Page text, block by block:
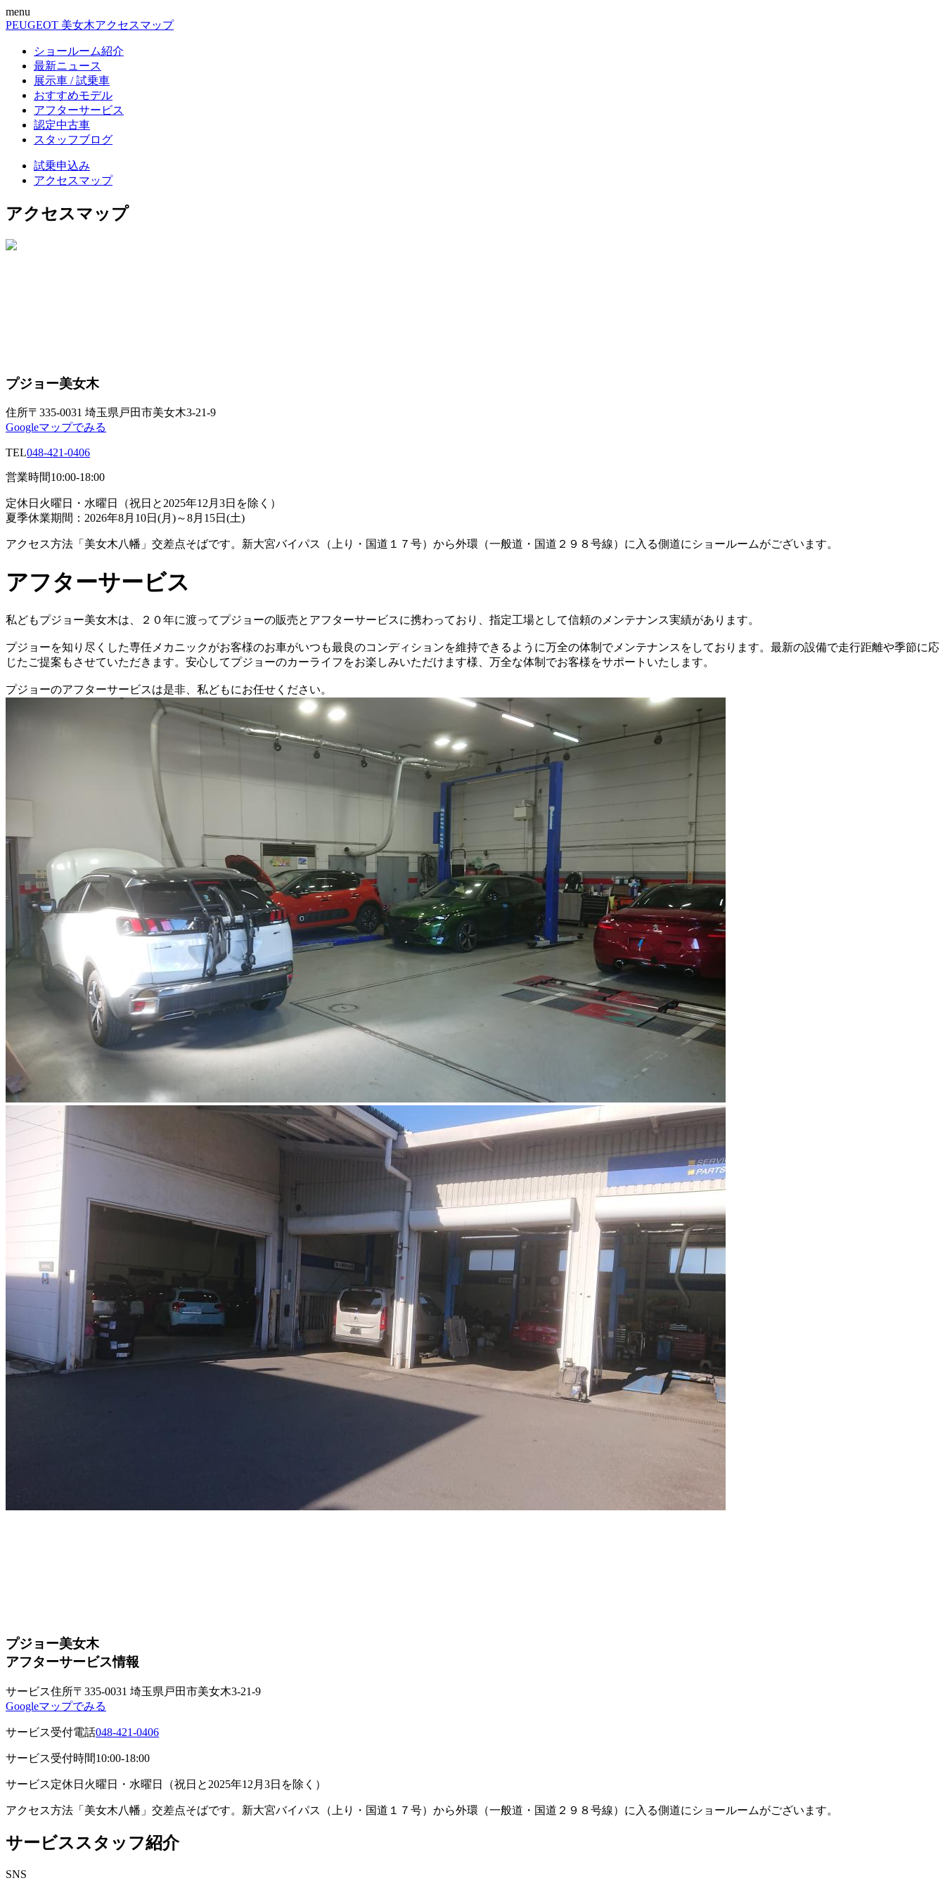
menu
PEUGEOT 美女木アクセスマップ
ショールーム紹介
最新ニュース
展示車 / 試乗車
おすすめモデル
アフターサービス
認定中古車
スタッフブログ
試乗申込み
アクセスマップ
アクセスマップ
プジョー美女木
住所〒335-0031 埼玉県戸田市美女木3-21-9
Googleマップでみる
TEL048-421-0406
営業時間10:00-18:00
定休日 火曜日・水曜日（祝日と2025年12月3日を除く）
夏季休業期間：2026年8月10日(月)～8月15日(土)
アクセス方法 「美女木八幡」交差点そばです。新大宮バイパス（上り・国道１７号）から外環（一般道・国道２９８号線）に入る側道にショールームがございます。
アフターサービス
私どもプジョー美女木は、２０年に渡ってプジョーの販売とアフターサービスに携わっており、指定工場として信頼のメンテナンス実績があります。
プジョーを知り尽くした専任メカニックがお客様のお車がいつも最良のコンディションを維持できるように万全の体制でメンテナンスをしております。最新の設備で走行距離や季節に応
じたご提案もさせていただきます。安心してプジョーのカーライフをお楽しみいただけます様、万全な体制でお客様をサポートいたします。
プジョーのアフターサービスは是非、私どもにお任せください。
プジョー美女木
アフターサービス情報
サービス住所〒335-0031 埼玉県戸田市美女木3-21-9
Googleマップでみる
サービス受付電話048-421-0406
サービス受付時間10:00-18:00
サービス定休日 火曜日・水曜日（祝日と2025年12月3日を除く）
アクセス方法 「美女木八幡」交差点そばです。新大宮バイパス（上り・国道１７号）から外環（一般道・国道２９８号線）に入る側道にショールームがございます。
サービススタッフ紹介
SNS